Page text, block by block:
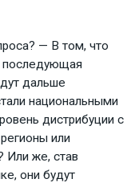
— В том, что
последующая
дальше
национальными
дистрибуции с
или
Или же, став
они будут